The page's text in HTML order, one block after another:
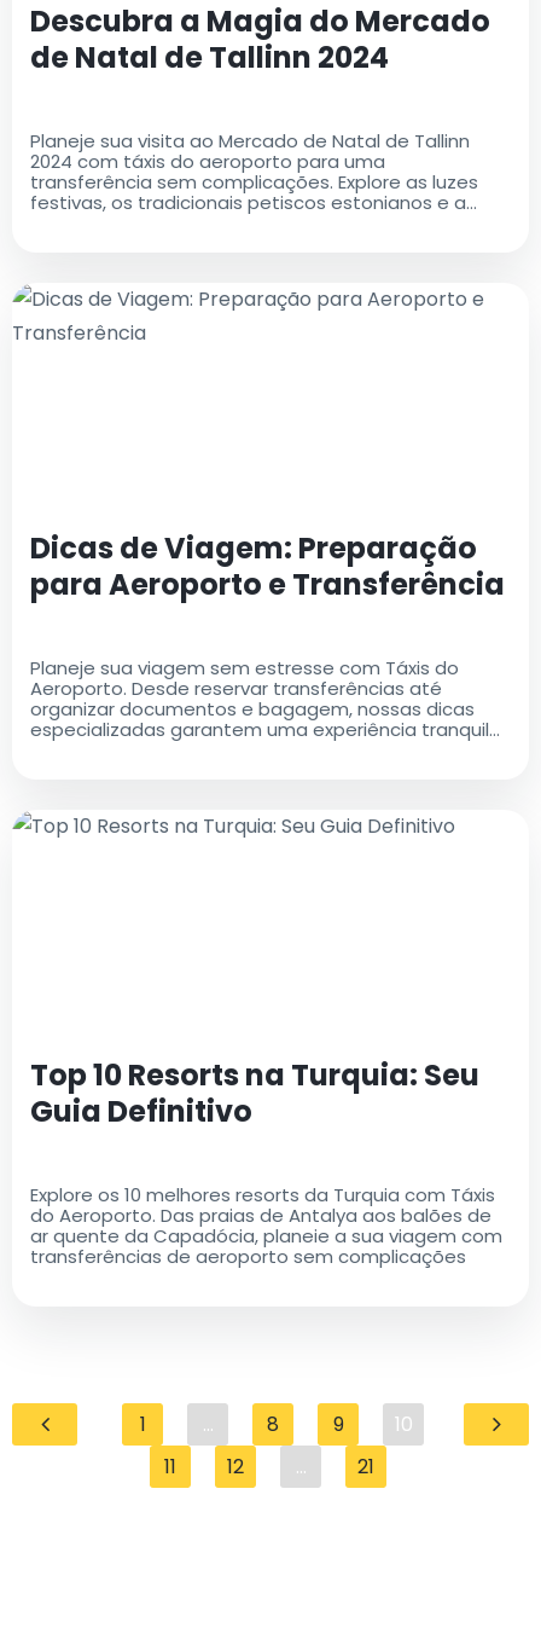
Descubra a Magia do Mercado
de Natal de Tallinn 2024
Planeje sua visita ao Mercado de Natal de Tallinn
2024 com táxis do aeroporto para uma
transferência sem complicações. Explore as luzes
festivas, os tradicionais petiscos estonianos e a
Dicas de Viagem: Preparação
para Aeroporto e Transferência
Planeje sua viagem sem estresse com Táxis do
Aeroporto. Desde reservar transferências até
organizar documentos e bagagem, nossas dicas
especializadas garantem uma experiência tranquila
Top 10 Resorts na Turquia: Seu
Guia Definitivo
Explore os 10 melhores resorts da Turquia com Táxis
do Aeroporto. Das praias de Antalya aos balões de
ar quente da Capadócia, planeie a sua viagem com
transferências de aeroporto sem complicações
1 ... 8 9
10
11
12 ... 21